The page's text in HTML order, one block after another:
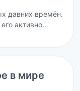
давних времён.
активно…
в мире